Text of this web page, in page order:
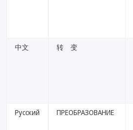
中文 转 变
Русский ПРЕОБРАЗОВАНИЕ